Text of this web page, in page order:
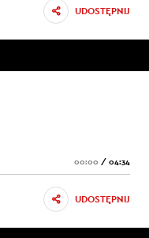
UDOSTĘPNIJ
00:00 / 04:34
UDOSTĘPNIJ